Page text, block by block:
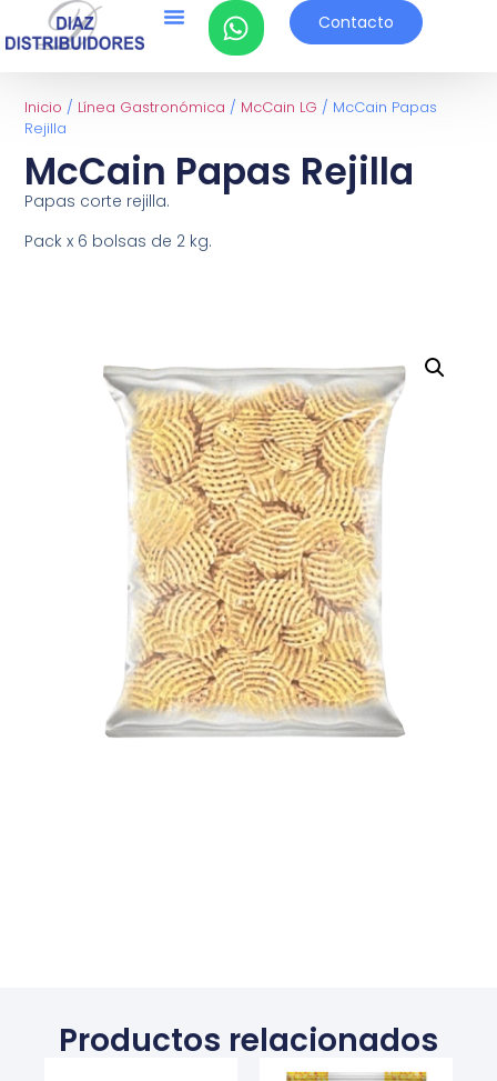
Contacto
Inicio / Línea Gastronómica / McCain LG / McCain Papas
Rejilla
McCain Papas Rejilla
Papas corte rejilla.
Pack x 6 bolsas de 2 kg.
Productos relacionados